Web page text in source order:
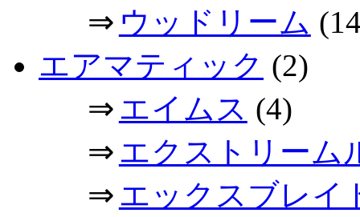
⇒ ウッドリーム
エアマティック (2)
⇒ エイムス (4)
⇒ エクストリーム
⇒ エックスブレイ